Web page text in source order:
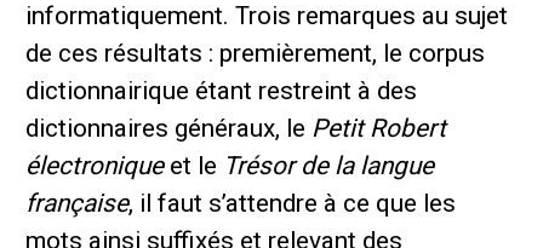
informatiquement. Trois remarques au sujet
de ces résultats : premièrement, le corpus
dictionnairique étant restreint à des
dictionnaires généraux, le Petit Robert
électroniqueet le Trésor de la langue
française, il faut s’attendre à ce que les
mots ainsi suffixés et relevant des